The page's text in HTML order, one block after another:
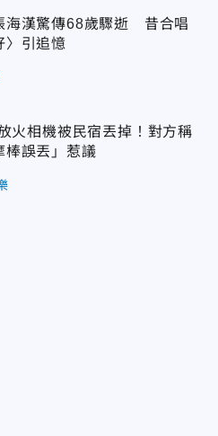
海漢驚傳68歲驟逝 昔合唱
〉引追憶
火相機被民宿丟掉！對方稱
棒誤丟」惹議